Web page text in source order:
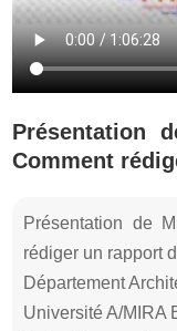
Présentation
Comment
Présentation de
rédiger un rapport
Département
Université A/MIRA